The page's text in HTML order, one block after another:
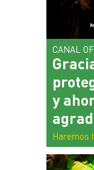
CANAL
y
Haremos